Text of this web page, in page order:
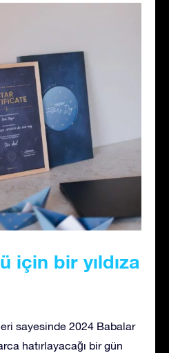
için bir yıldıza
sayesinde 2024 Babalar
hatırlayacağı bir gün